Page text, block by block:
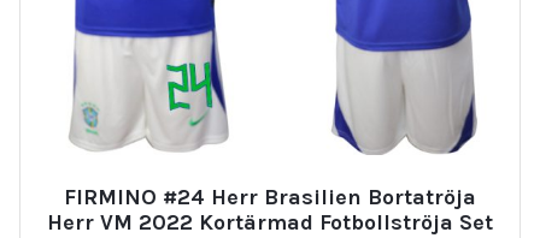
FIRMINO #24 Herr Brasilien Bortatröja
Herr VM 2022 Kortärmad Fotbollströja Set